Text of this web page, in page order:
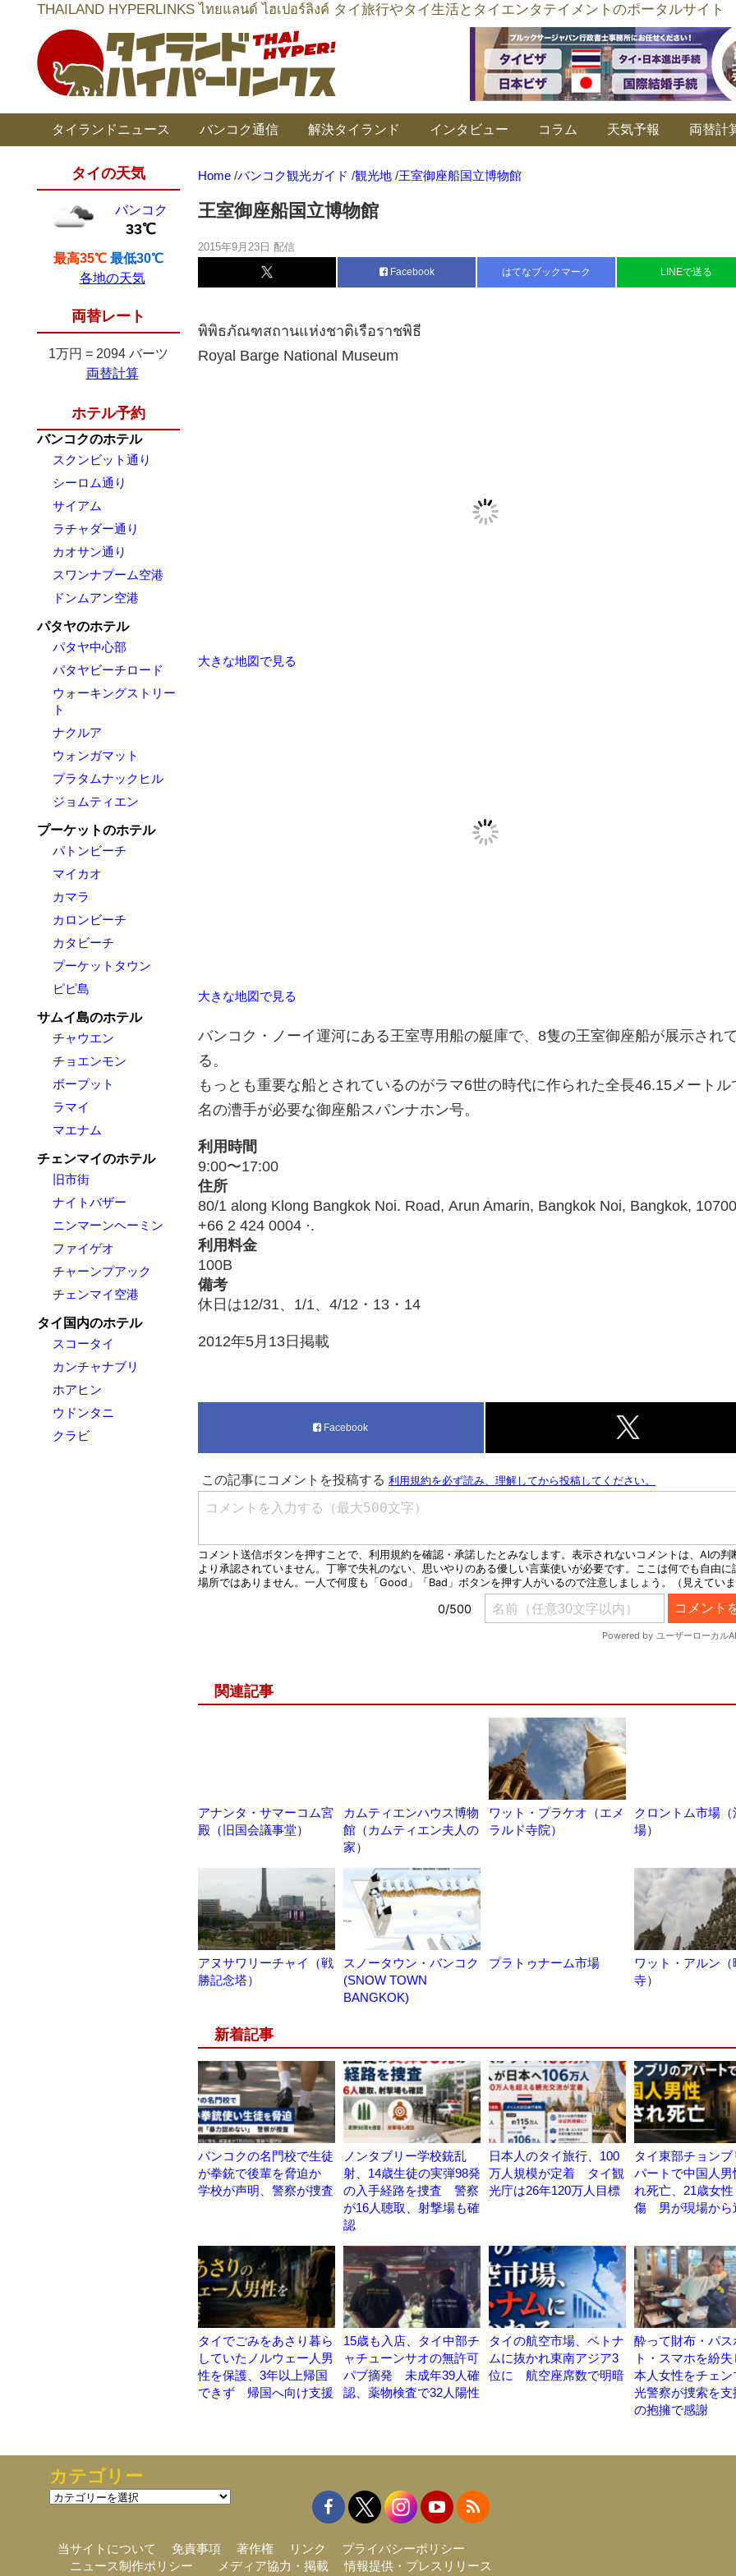
THAILAND HYPERLINKS ไทยแลนด์ ไฮเปอร์ลิงค์ タイ旅行やタイ生活とタイエンタテイメントのポータルサイト
タイランドニュース バンコク通信 解決タイランド インタビュー コラム 天気予報 両替計
タイの天気
バンコク
33℃
最高35℃ 最低30℃
各地の天気
両替レート
1万円 = 2094 バーツ
両替計算
ホテル予約
バンコクのホテル
スクンビット通り
シーロム通り
サイアム
ラチャダー通り
カオサン通り
スワンナプーム空港
ドンムアン空港
パタヤのホテル
パタヤ中心部
パタヤビーチロード
ウォーキングストリー
ト
ナクルア
ウォンガマット
プラタムナックヒル
ジョムティエン
プーケットのホテル
パトンビーチ
マイカオ
カマラ
カロンビーチ
カタビーチ
プーケットタウン
ピピ島
サムイ島のホテル
チャウエン
チョエンモン
ボープット
ラマイ
マエナム
チェンマイのホテル
旧市街
ナイトバザー
ニンマーンヘーミン
ファイゲオ
チャーンプアック
チェンマイ空港
タイ国内のホテル
スコータイ
カンチャナブリ
ホアヒン
ウドンタニ
クラビ
Home /バンコク観光ガイド /観光地 /王室御座船国立博物館
王室御座船国立博物館
2015年9月23日 配信
Facebook はてなブックマーク LINEで送る
พิพิธภัณฑสถานแห่งชาติเรือราชพิธี
Royal Barge National Museum
大きな地図で見る
大きな地図で見る
バンコク・ノーイ運河にある王室専用船の艇庫で、8隻の王室御座船が展示され
る。
もっとも重要な船とされているのがラマ6世の時代に作られた全長46.15メートル
名の漕手が必要な御座船スパンナホン号。
利用時間
9:00〜17:00
住所
80/1 along Klong Bangkok Noi. Road, Arun Amarin, Bangkok Noi, Bangkok,
+66 2 424 0004 ·.
利用料金
100B
備考
休日は12/31、1/1、4/12・13・14
2012年5月13日掲載
Facebook
関連記事
アナンタ・サマーコム宮
殿（旧国会議事堂）
カムティエンハウス博物
館（カムティエン夫人の
家）
ワット・プラケオ（エメ
ラルド寺院）
クロントム市場（
場）
アヌサワリーチャイ（戦
勝記念塔）
スノータウン・バンコク
(SNOW TOWN
BANGKOK)
プラトゥナーム市場
ワット・アルン（
寺）
新着記事
バンコクの名門校で生徒
が拳銃で後輩を脅迫か
学校が声明、警察が捜査
ノンタブリー学校銃乱
射、14歳生徒の実弾98発
の入手経路を捜査 警察
が16人聴取、射撃場も確
認
日本人のタイ旅行、100
万人規模が定着 タイ観
光庁は26年120万人目標
タイ東部チョン
パートで中国人男
れ死亡、21歳女
傷 男が現場から
タイでごみをあさり暮ら
していたノルウェー人男
性を保護、3年以上帰国
できず 帰国へ向け支援
15歳も入店、タイ中部チ
ャチューンサオの無許可
パブ摘発 未成年39人確
認、薬物検査で32人陽性
タイの航空市場、ベトナ
ムに抜かれ東南アジア3
位に 航空座席数で明暗
酔って財布・パス
ト・スマホを紛
本人女性をチェン
光警察が捜索を支
の抱擁で感謝
カテゴリー
カ
リ当サイトについて 免責事項 著作権 リンク
プライバシーポリシー
ニュース制作ポリシー
メディア協力・掲載 情報提供・プレスリリース